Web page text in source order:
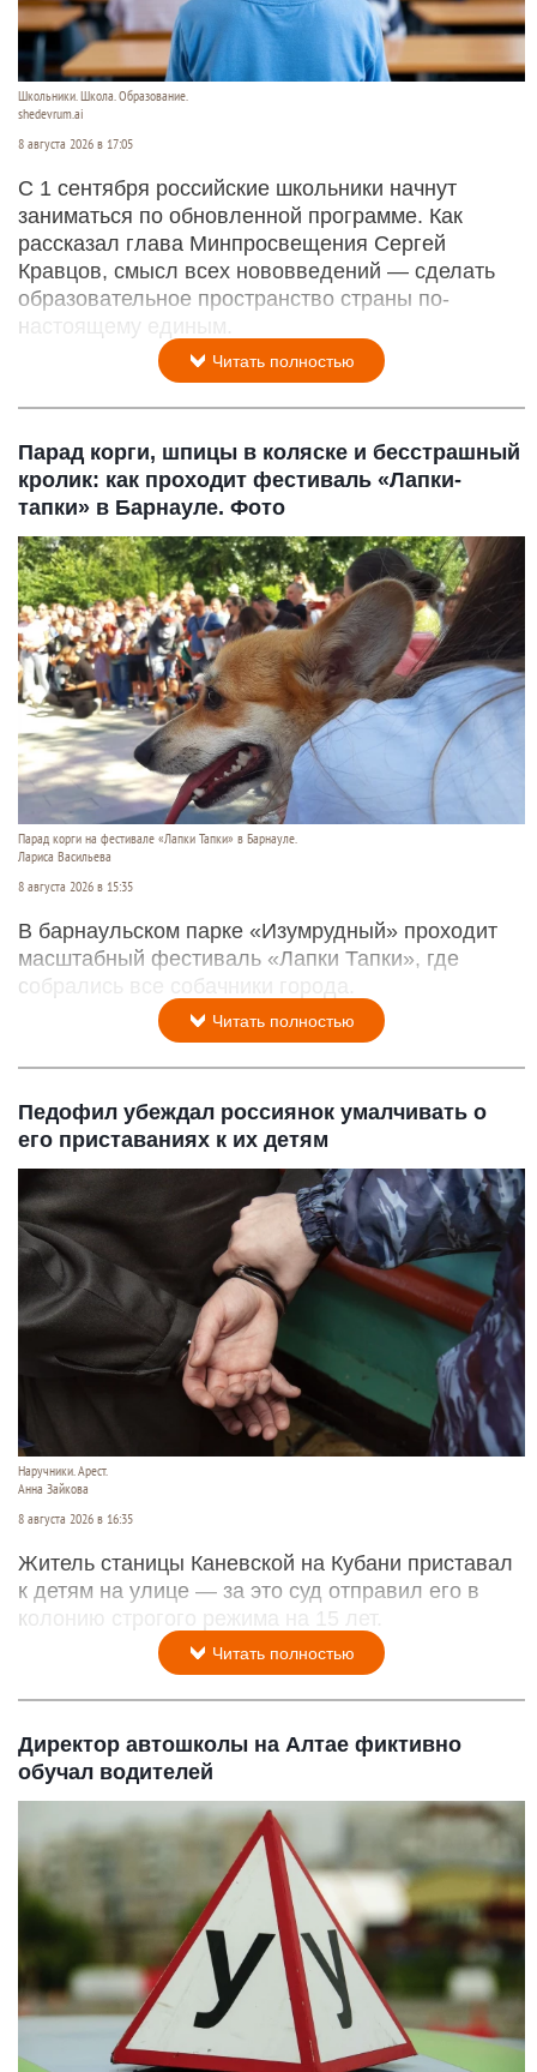
Школьники. Школа. Образование.
shedevrum.ai
8 августа 2026 в 17:05
С 1 сентября российские школьники начнут
заниматься по обновленной программе. Как
рассказал глава Минпросвещения Сергей
Кравцов, смысл всех нововведений — сделать
образовательное пространство страны по-
настоящему единым.
Читать полностью
Парад корги, шпицы в коляске и бесстрашный
кролик: как проходит фестиваль «Лапки-
тапки» в Барнауле. Фото
Парад корги на фестивале «Лапки Тапки» в Барнауле.
Лариса Васильева
8 августа 2026 в 15:35
В барнаульском парке «Изумрудный» проходит
масштабный фестиваль «Лапки Тапки», где
собрались все собачники города.
Читать полностью
Педофил убеждал россиянок умалчивать о
его приставаниях к их детям
Наручники. Арест.
Анна Зайкова
8 августа 2026 в 16:35
Житель станицы Каневской на Кубани приставал
к детям на улице — за это суд отправил его в
колонию строгого режима на 15 лет.
Читать полностью
Директор автошколы на Алтае фиктивно
обучал водителей